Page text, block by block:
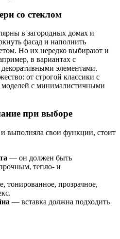
со стеклом
в загородных домах и
фасад и наполнить
Но их нередко выбирают и
в вариантах с
элементами.
от строгой классики с
с минималистичными
при выборе
выполняла свои функции, стоит
— он должен быть
тепло- и
тонированное, прозрачное,
— вставка должна подходить